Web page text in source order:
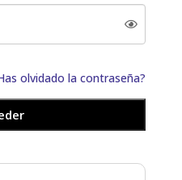
olvidado la contraseña?